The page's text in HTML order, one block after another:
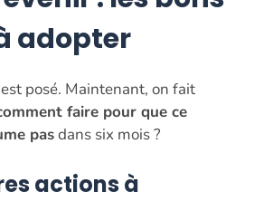
adopter
posé. Maintenant, on fait
faire pour que ce
pasdans six mois ?
actions à